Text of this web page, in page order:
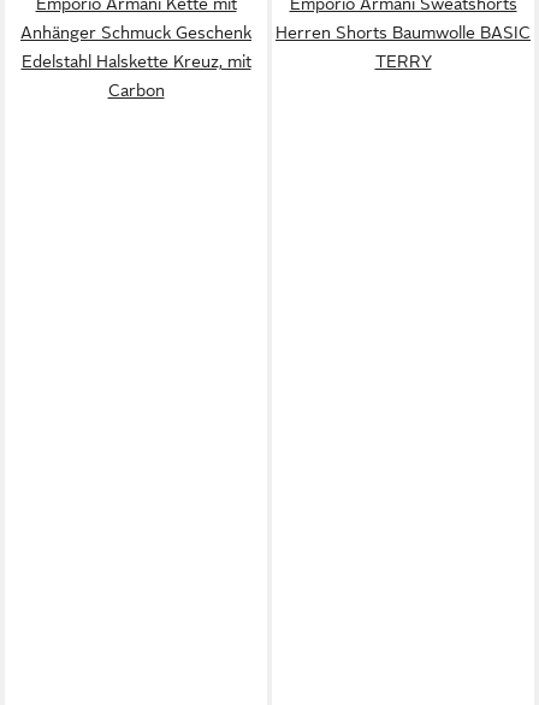
Anhänger Schmuck Geschenk
Edelstahl Halskette Kreuz, mit
Carbon
Herren Shorts Baumwolle BASIC
TERRY